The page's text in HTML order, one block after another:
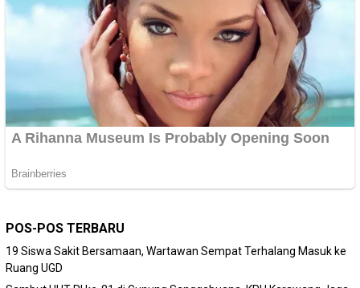
POS-POS TERBARU
19 Siswa Sakit Bersamaan, Wartawan Sempat Terhalang Masuk ke
Ruang UGD